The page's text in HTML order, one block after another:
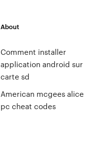
About
Comment installer
application android sur
carte sd
American mcgees alice
pc cheat codes